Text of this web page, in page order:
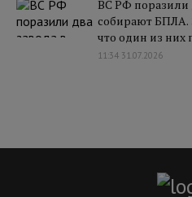
ВС РФ поразили
собирают
что один из
11:34 31.07.2026